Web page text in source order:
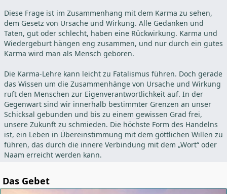
Diese Frage ist im Zusammenhang mit dem Karma zu sehen,
dem Gesetz von Ursache und Wirkung. Alle Gedanken und
Taten, gut oder schlecht, haben eine Rückwirkung. Karma und
Wiedergeburt hängen eng zusammen, und nur durch ein gutes
Karma wird man als Mensch geboren.
Die Karma-Lehre kann leicht zu Fatalismus führen. Doch gerade
das Wissen um die Zusammenhänge von Ursache und Wirkung
ruft den Menschen zur Eigenverantwortlichkeit auf. In der
Gegenwart sind wir innerhalb bestimmter Grenzen an unser
Schicksal gebunden und bis zu einem gewissen Grad frei,
unsere Zukunft zu schmieden. Die höchste Form des Handelns
ist, ein Leben in Übereinstimmung mit dem göttlichen Willen zu
führen, das durch die innere Verbindung mit dem „Wort“ oder
Naam erreicht werden kann.
Das Gebet